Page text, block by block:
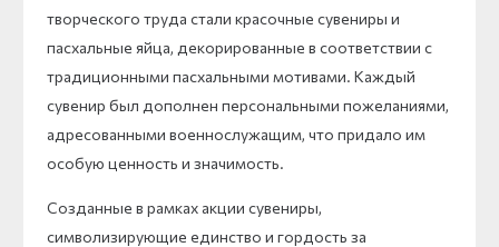
творческого труда стали красочные сувениры и
пасхальные яйца, декорированные в соответствии с
традиционными пасхальными мотивами. Каждый
сувенир был дополнен персональными пожеланиями,
адресованными военнослужащим, что придало им
особую ценность и значимость.
Созданные в рамках акции сувениры,
символизирующие единство и гордость за